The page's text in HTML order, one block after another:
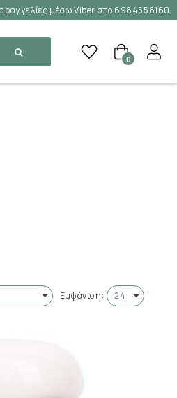
μέσω Viber στο 6984558160
0
Εμφάνιση: